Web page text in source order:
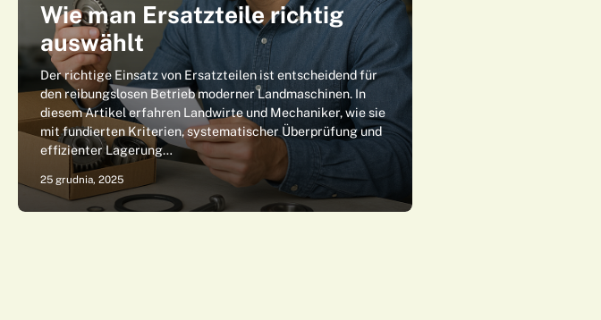
Wie man Ersatzteile richtig
auswählt
Der richtige Einsatz von Ersatzteilen ist entscheidend für
den reibungslosen Betrieb moderner Landmaschinen. In
diesem Artikel erfahren Landwirte und Mechaniker, wie sie
mit fundierten Kriterien, systematischer Überprüfung und
effizienter Lagerung…
25 grudnia, 2025